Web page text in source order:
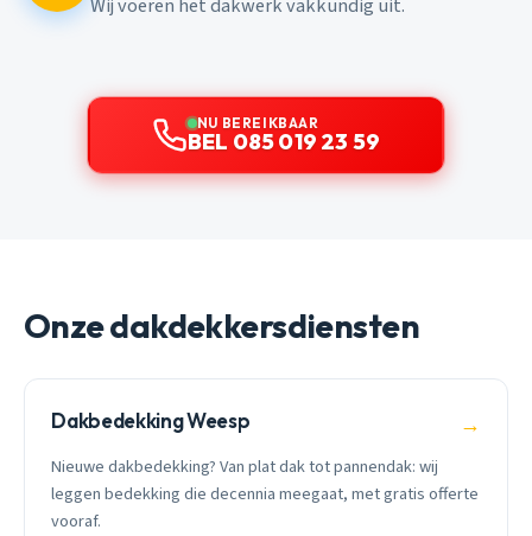
NU BEREIKBAAR
BEL 085 019 23 59
Onze dakdekkersdiensten
Dakbedekking Weesp →
Nieuwe dakbedekking? Van plat dak tot pannendak: wij
leggen bedekking die decennia meegaat, met gratis offerte
vooraf.